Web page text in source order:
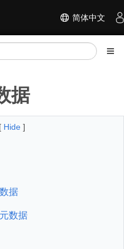
简体中文
据
[ Hide ]
据
数据